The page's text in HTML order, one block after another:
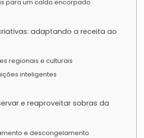
para um caldo encorpado
adaptando a receita ao
regionais e culturais
inteligentes
e reaproveitar sobras da
e descongelamento